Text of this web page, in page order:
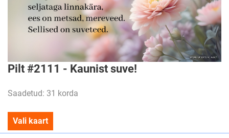
Pilt #2111 - Kaunist suve!
Saadetud: 31 korda
Vali kaart